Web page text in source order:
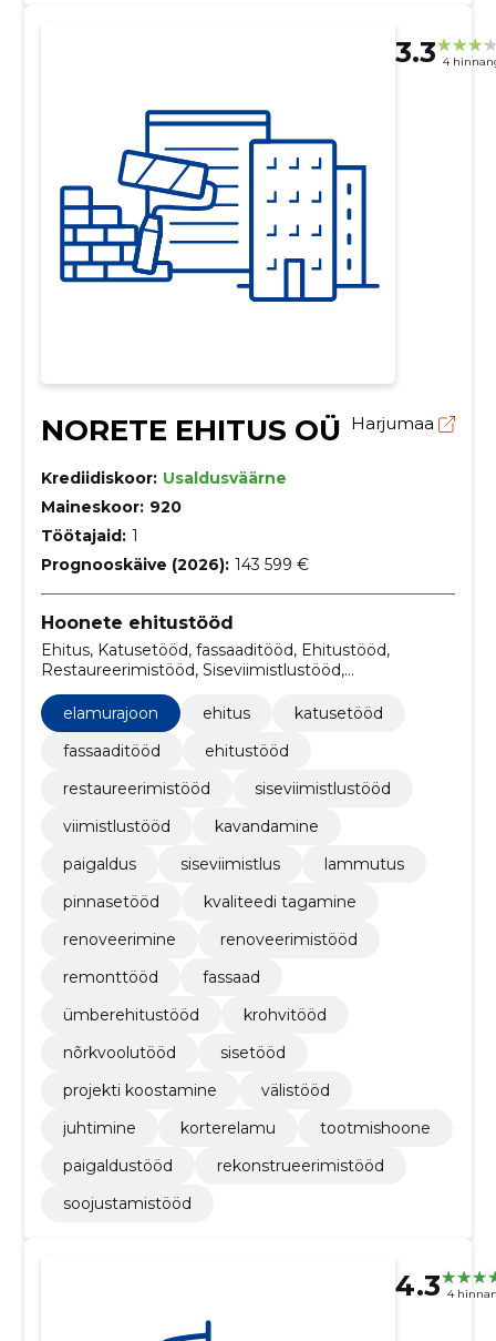
3.3 4
NORETE EHITUS OÜ Harjumaa
Krediidiskoor: Usaldusväärne
Maineskoor: 920
Töötajaid: 1
Prognooskäive (2026): 143 599 €
Hoonete ehitustööd
Ehitus, Katusetööd, fassaaditööd, Ehitustööd,
Restaureerimistööd, Siseviimistlustööd,
viimistlustööd, kavandamine, paigaldus, siseviimistlus
elamurajoon
ehitus
katusetööd
fassaaditööd
ehitustööd
restaureerimistööd
siseviimistlustööd
viimistlustööd
kavandamine
paigaldus
siseviimistlus
lammutus
pinnasetööd
kvaliteedi tagamine
renoveerimine
renoveerimistööd
remonttööd
fassaad
ümberehitustööd
krohvitööd
nõrkvoolutööd
sisetööd
projekti koostamine
välistööd
juhtimine
korterelamu
tootmishoone
paigaldustööd
rekonstrueerimistööd
soojustamistööd
4.3 4